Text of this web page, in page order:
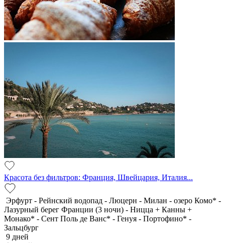
Красота без фильтров: Франция, Швейцария, Италия...
Эрфурт - Рейнский водопад - Люцерн - Милан - озеро Комо* -
Лазурный берег Франции (3 ночи) - Ницца + Канны +
Монако* - Сент Поль де Ванс* - Генуя - Портофино* -
Зальцбург
9 дней